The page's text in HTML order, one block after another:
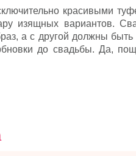
красивыми
изящных вариантов.
а с другой должны
до свадьбы. Да,